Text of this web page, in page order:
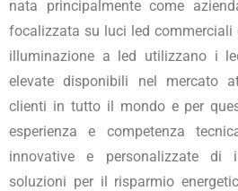
nata principalmente come
focalizzata su luci led
illuminazione a led utilizzano i
elevate disponibili nel mercato
clienti in tutto il mondo e per
esperienza e competenza
innovative e personalizzate di
soluzioni per il risparmio